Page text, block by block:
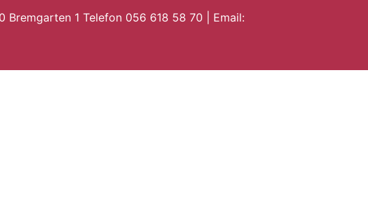
1 Telefon 056 618 58 70 | Email: